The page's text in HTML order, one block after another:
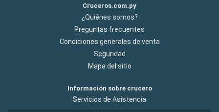
Cruceros.com.py
¿Quiénes somos?
Preguntas frecuentes
Condiciones generales de venta
Seguridad
Mapa del sitio
Información sobre crucero
Servicios de Asistencia